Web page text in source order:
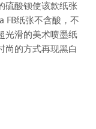
硫酸钡使该款纸张
FB纸张不含酸，不
光滑的美术喷墨纸
尚的方式再现黑白